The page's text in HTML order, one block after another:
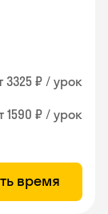
3325 ₽ / урок
1590 ₽ / урок
время